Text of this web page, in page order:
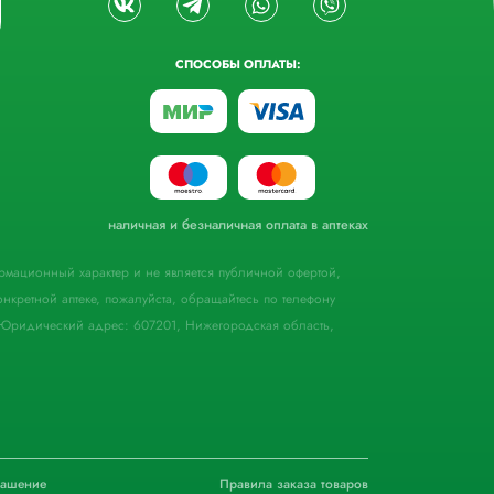
СПОСОБЫ ОПЛАТЫ:
наличная и безналичная оплата в аптеках
характер и не является публичной офертой,
аптеке, пожалуйста, обращайтесь по телефону
адрес: 607201, Нижегородская область,
Правила заказа товаров